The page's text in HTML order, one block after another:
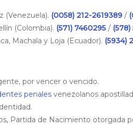
(Venezuela). (0058) 212-2619389 /
(Colombia). (571) 7460295 /
Machala y Loja (Ecuador). (5934)
por vencer o vencido.
penales venezolanos
Partida de Nacimiento otorgada